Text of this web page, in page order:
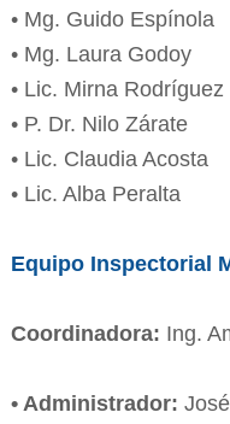
• Mg. Guido Espínola
• Mg. Laura Godoy
• Lic. Mirna Rodríguez
• P. Dr. Nilo Zárate
• Lic. Claudia Acosta
• Lic. Alba Peralta
Equipo Inspectorial
Coordinadora: Ing.
• Administrador: